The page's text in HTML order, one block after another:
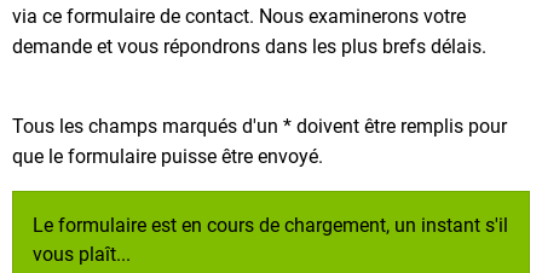
via ce formulaire de contact. Nous examinerons votre
demande et vous répondrons dans les plus brefs délais.
Tous les champs marqués d'un * doivent être remplis pour
que le formulaire puisse être envoyé.
Le formulaire est en cours de chargement, un instant s'il
vous plaît...